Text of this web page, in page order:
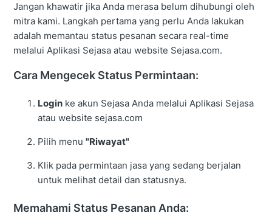
Jangan khawatir jika Anda merasa belum dihubungi oleh
mitra kami. Langkah pertama yang perlu Anda lakukan
adalah memantau status pesanan secara real-time
melalui Aplikasi Sejasa atau website Sejasa.com.
Cara Mengecek Status Permintaan:
Login ke akun Sejasa Anda melalui Aplikasi Sejasa
atau website sejasa.com
Pilih menu"Riwayat"
Klik pada permintaan jasa yang sedang berjalan
untuk melihat detail dan statusnya.
Memahami Status Pesanan Anda: